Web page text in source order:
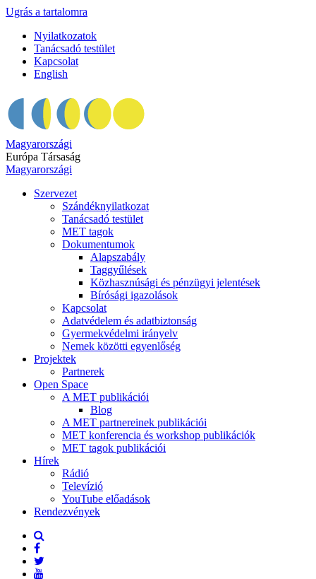
Ugrás a tartalomra
Nyilatkozatok
Tanácsadó testület
Kapcsolat
English
Magyarországi
Európa Társaság
Magyarországi
Szervezet
Szándéknyilatkozat
Tanácsadó testület
MET tagok
Dokumentumok
Alapszabály
Taggyűlések
Közhasznúsági és pénzügyi jelentések
Bírósági igazolások
Kapcsolat
Adatvédelem és adatbiztonság
Gyermekvédelmi irányelv
Nemek közötti egyenlőség
Projektek
Partnerek
Open Space
A MET publikációi
Blog
A MET partnereinek publikációi
MET konferencia és workshop publikációk
MET tagok publikációi
Hírek
Rádió
Televízió
YouTube előadások
Rendezvények